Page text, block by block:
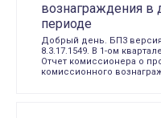
вознаграждения в
периоде
Добрый день. БП3 версия
8.3.17.1549. В 1-ом
Отчет комиссионера о
комиссионного